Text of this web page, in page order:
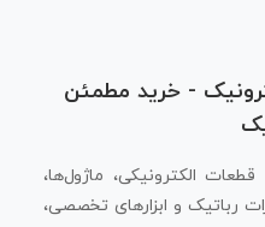
- خرید مطمئن
الکترونیکی، ماژول‌ها،
رباتیک و ابزارهای تخصصی،